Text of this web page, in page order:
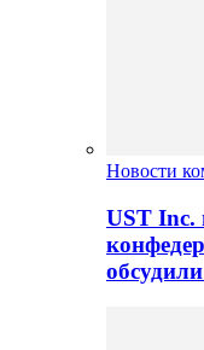
Новости
UST Inc.